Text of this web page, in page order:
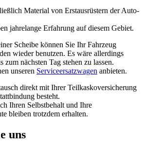
Material von Erstausrüstern der Auto-
jahrelange Erfahrung auf diesem Gebiet.
Scheibe können Sie Ihr Fahrzeug
wieder benutzen. Es wäre allerdings
zum nächsten Tag stehen zu lassen.
unseren Serviceersatzwagen anbieten.
direkt mit Ihrer Teilkaskoversicherung
besteht.
Ihren Selbstbehalt und Ihre
bleiben trotzdem erhalten.
uns